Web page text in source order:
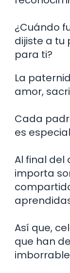
¿Cuándo
dijiste a tu
para ti?
La
amor,
Cada
es
Al final del
importa
Así que,
que han